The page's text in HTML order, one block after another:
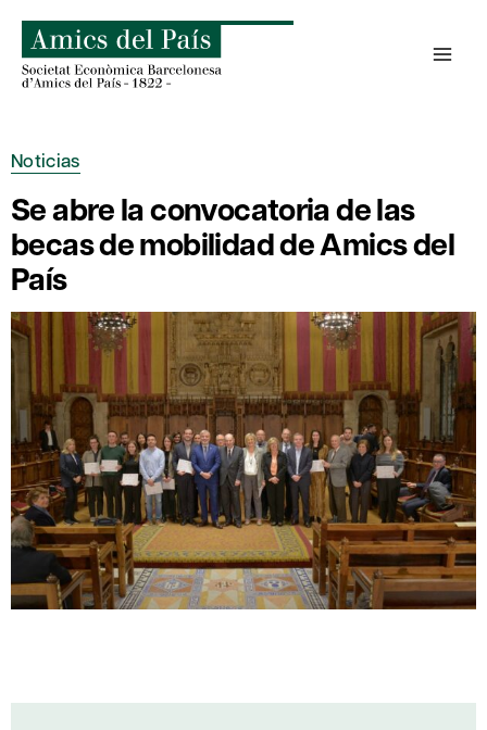
contenido
Noticias
Se abre la convocatoria de las
becas de mobilidad de Amics del
País